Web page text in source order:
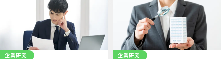
企業研究 企業研究